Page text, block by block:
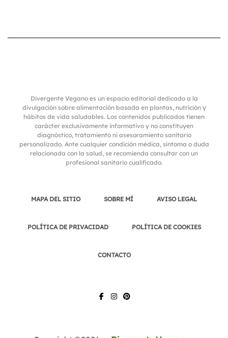
Divergente Vegano es un espacio editorial dedicado a la
divulgación sobre alimentación basada en plantas, nutrición y
hábitos de vida saludables. Los contenidos publicados tienen
carácter exclusivamente informativo y no constituyen
diagnóstico, tratamiento ni asesoramiento sanitario
personalizado. Ante cualquier condición médica, síntoma o duda
relacionada con la salud, se recomienda consultar con un
profesional sanitario cualificado.
MAPA DEL SITIO SOBRE MÍ AVISO LEGAL
POLÍTICA DE PRIVACIDAD POLÍTICA DE COOKIES
CONTACTO